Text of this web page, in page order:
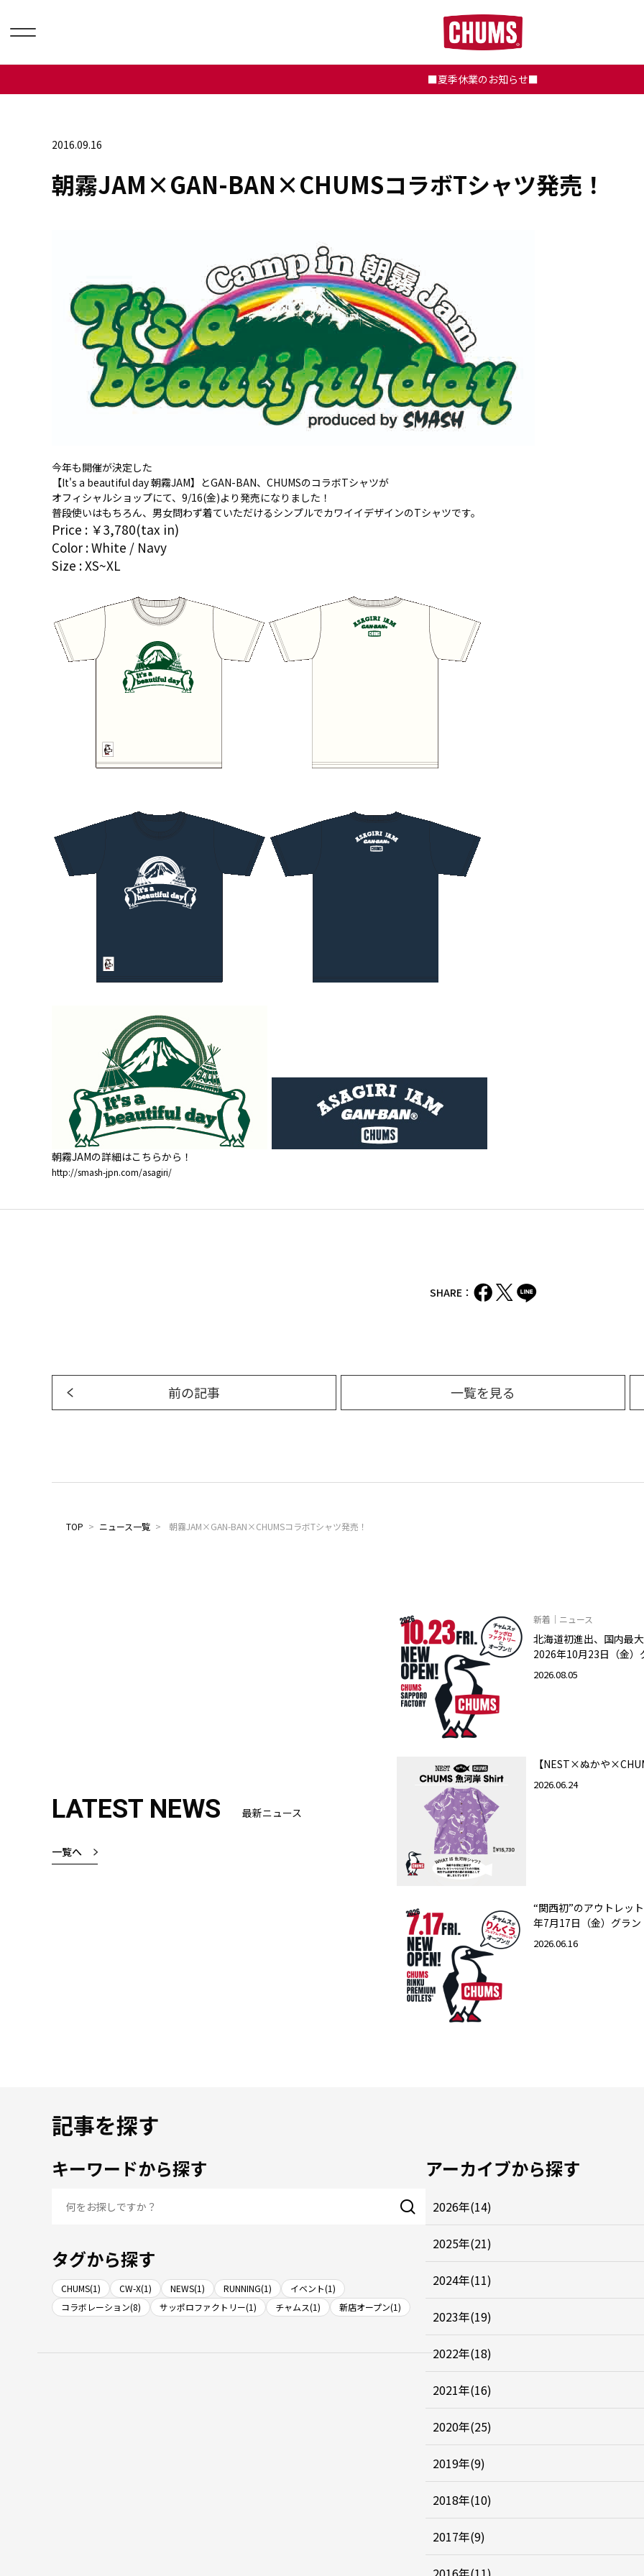
■夏季休業のお知らせ■
2016.09.16
朝霧JAM×GAN-BAN×CHUMSコラボTシャツ発売！
今年も開催が決定した
【It's a beautiful day 朝霧JAM】とGAN-BAN、CHUMSのコラボTシャツが
オフィシャルショップにて、9/16(金)より発売になりました！
普段使いはもちろん、男女問わず着ていただけるシンプルでカワイイデザインのTシャツです。
Price : ￥3,780(tax in)
Color : White / Navy
Size : XS~XL
朝霧JAMの詳細はこちらから！
http://smash-jpn.com/asagiri/
SHARE：
前の記事 一覧を見る
TOP > ニュース一覧 > 朝霧JAM×GAN-BAN×CHUMSコラボTシャツ発売！
LATEST NEWS 最新ニュース
一覧へ
新着｜ニュース
北海道初進出、国内最
2026年10月23日（金）
2026.08.05
【NEST×ぬかや
2026.06.24
“関西初”のアウトレッ
年7月17日（金）グラ
2026.06.16
記事を探す
キーワードから探す
タグから探す
CHUMS(1) CW-X(1) NEWS(1) RUNNING(1)
イベント(1)
コラボレーション(8)
サッポロファクトリー(1) チャムス(1) 新店オープン(1)
アーカイブから探す
2026年(14)
2025年(21)
2024年(11)
2023年(19)
2022年(18)
2021年(16)
2020年(25)
2019年(9)
2018年(10)
2017年(9)